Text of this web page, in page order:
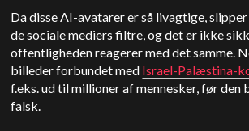
Da disse AI-avatarer er så livagtige,
de sociale mediers filtre, og det er ikke
offentligheden reagerer med det samme.
billeder forbundet med Israel-Palæstina-
f.eks. ud til millioner af mennesker, før den
falsk.